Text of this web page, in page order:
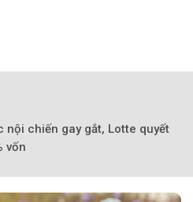
nội chiến gay gắt, Lotte quyết
vốn